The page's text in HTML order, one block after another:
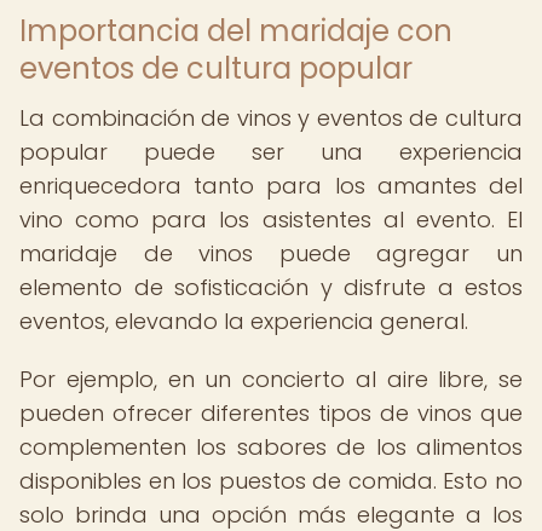
Importancia del maridaje con
eventos de cultura popular
La combinación de vinos y eventos de cultura
popular puede ser una experiencia
enriquecedora tanto para los amantes del
vino como para los asistentes al evento. El
maridaje de vinos puede agregar un
elemento de sofisticación y disfrute a estos
eventos, elevando la experiencia general.
Por ejemplo, en un concierto al aire libre, se
pueden ofrecer diferentes tipos de vinos que
complementen los sabores de los alimentos
disponibles en los puestos de comida. Esto no
solo brinda una opción más elegante a los